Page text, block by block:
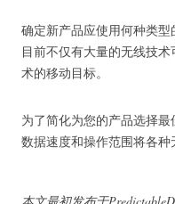
确定新产品应使用何种类型
目前不仅有大量的无线技
术的移动目标。
为了简化为您的产品选择最
数据速度和操作范围将各种